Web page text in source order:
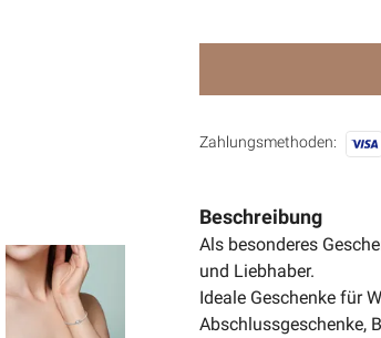
Zahlungsmethoden:
Beschreibung
Als besonderes
und Liebhaber.
Ideale Geschenke für
Abschlussgeschenke,